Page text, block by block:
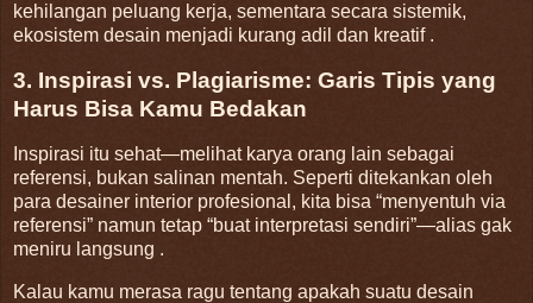
kehilangan peluang kerja, sementara secara sistemik,
ekosistem desain menjadi kurang adil dan kreatif .
3. Inspirasi vs. Plagiarisme: Garis Tipis yang
Harus Bisa Kamu Bedakan
Inspirasi itu sehat—melihat karya orang lain sebagai
referensi, bukan salinan mentah. Seperti ditekankan oleh
para desainer interior profesional, kita bisa “menyentuh via
referensi” namun tetap “buat interpretasi sendiri”—alias gak
meniru langsung .
Kalau kamu merasa ragu tentang apakah suatu desain